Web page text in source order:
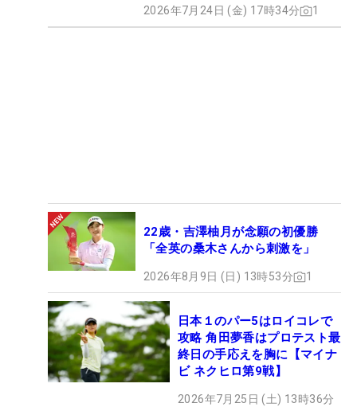
2026年7月24日 (金) 17時34分 1
22歳・吉澤柚月が念願の初優勝
「全英の桑木さんから刺激を」
2026年8月9日 (日) 13時53分 1
日本１のパー5はロイコレで
攻略 角田夢香はプロテスト最
終日の手応えを胸に【マイナ
ビ ネクヒロ第9戦】
2026年7月25日 (土) 13時36分